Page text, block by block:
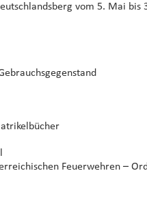
vom 5. Mai bis
Feuerwehren –